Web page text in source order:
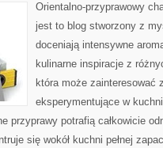
Orientalno-przyprawowy
jest to blog stworzony z
doceniają intensywne
kulinarne inspiracje z
która może zainteresować
eksperymentujące w
przyprawy potrafią całkowicie
się wokół kuchni pełnej